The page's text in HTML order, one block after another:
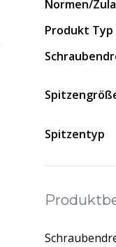
Normen/
Produkt Typ
Spitzentyp